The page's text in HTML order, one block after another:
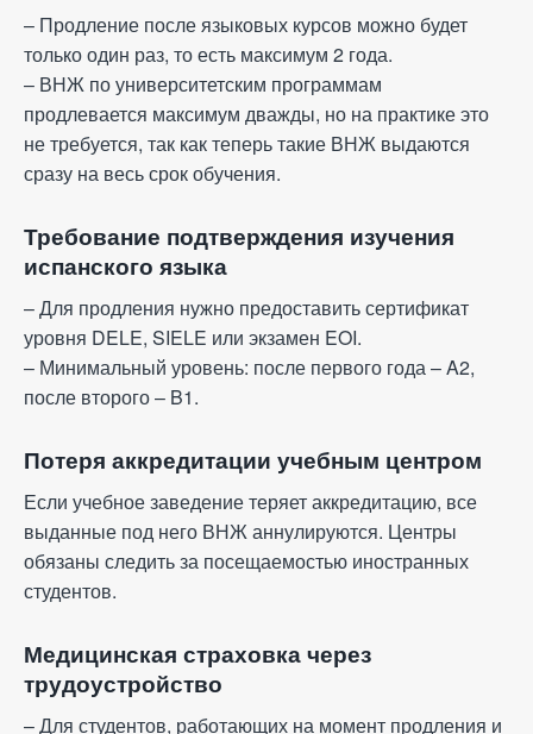
– Продление после языковых курсов можно будет
только один раз, то есть максимум 2 года.
– ВНЖ по университетским программам
продлевается максимум дважды, но на практике это
не требуется, так как теперь такие ВНЖ выдаются
сразу на весь срок обучения.
Требование подтверждения изучения
испанского языка
– Для продления нужно предоставить сертификат
уровня DELE, SIELE или экзамен EOI.
– Минимальный уровень: после первого года – A2,
после второго – B1.
Потеря аккредитации учебным центром
Если учебное заведение теряет аккредитацию, все
выданные под него ВНЖ аннулируются. Центры
обязаны следить за посещаемостью иностранных
студентов.
Медицинская страховка через
трудоустройство
– Для студентов, работающих на момент продления и